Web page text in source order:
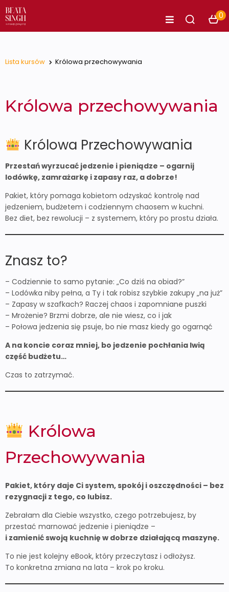
0
Lista kursów Królowa przechowywania
Królowa przechowywania
Królowa Przechowywania
Przestań wyrzucać jedzenie i pieniądze – ogarnij
lodówkę, zamrażarkę i zapasy raz, a dobrze!
Pakiet, który pomaga kobietom odzyskać kontrolę nad
jedzeniem, budżetem i codziennym chaosem w kuchni.
Bez diet, bez rewolucji – z systemem, który po prostu działa.
Znasz to?
– Codziennie to samo pytanie: „Co dziś na obiad?”
– Lodówka niby pełna, a Ty i tak robisz szybkie zakupy „na już”
– Zapasy w szafkach? Raczej chaos i zapomniane puszki
– Mrożenie? Brzmi dobrze, ale nie wiesz, co i jak
– Połowa jedzenia się psuje, bo nie masz kiedy go ogarnąć
A na koncie coraz mniej, bo jedzenie pochłania lwią
część budżetu…
Czas to zatrzymać.
Królowa
Przechowywania
Pakiet, który daje Ci system, spokój i oszczędności – bez
rezygnacji z tego, co lubisz.
Zebrałam dla Ciebie wszystko, czego potrzebujesz, by
przestać marnować jedzenie i pieniądze –
i zamienić swoją kuchnię w dobrze działającą maszynę.
To nie jest kolejny eBook, który przeczytasz i odłożysz.
To konkretna zmiana na lata – krok po kroku.